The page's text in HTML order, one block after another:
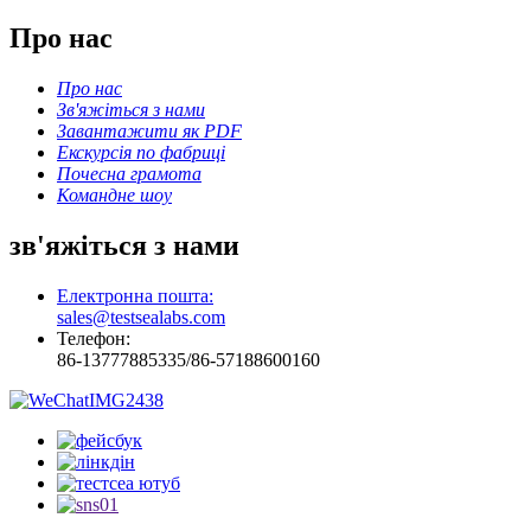
Про нас
Про нас
Зв'яжіться з нами
Завантажити як PDF
Екскурсія по фабриці
Почесна грамота
Командне шоу
зв'яжіться з нами
Електронна пошта:
sales@testsealabs.com
Телефон:
86-13777885335/86-57188600160